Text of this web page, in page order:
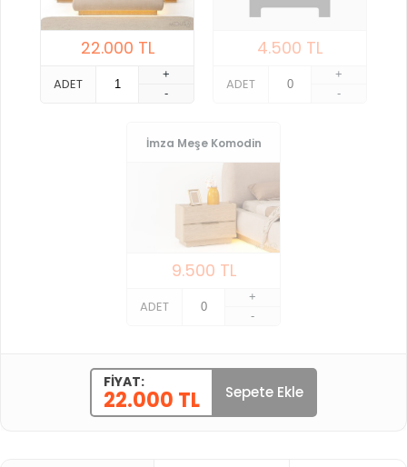
22.000 TL
ADET
+
-
4.500 TL
ADET
+
-
İmza Meşe Komodin
9.500 TL
ADET
+
-
FIYAT:
22.000 TL Sepete Ekle